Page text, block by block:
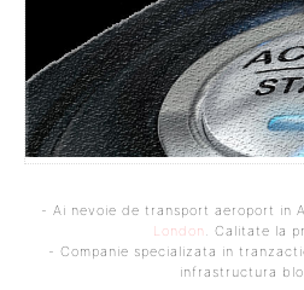
- Ai nevoie de transport aeroport in
London . Calitate la
- Companie specializata in
infrastructura